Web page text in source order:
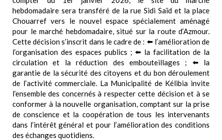
hebdomadaire sera transféré de la rue Sidi Saïd et la place
Chouarref vers le nouvel espace spécialement aménagé
pour le marché hebdomadaire, situé sur la route d’Azmour.
Cette décision s’inscrit dans le cadre de : ⬅️ l’amélioration de
l’organisation des espaces publics ; ⬅️ la facilitation de la
circulation et la réduction des embouteillages ; ⬅️ la
garantie de la sécurité des citoyens et du bon déroulement
de l’activité commerciale. La Municipalité de Kélibia invite
l’ensemble des concernés à respecter cette décision et à se
conformer à la nouvelle organisation, comptant sur la prise
de conscience et la coopération de tous les intervenants
dans l’intérêt général et pour l’amélioration des conditions
des échanges quotidiens.